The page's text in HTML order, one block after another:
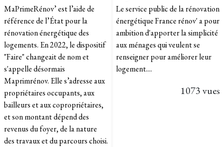
MaPrimeRénov’ est l’aide de
référence de l’État pour la
rénovation énergétique des
logements. En 2022, le dispositif
"Faire" changeait de nom et
s'appelle désormais
Maprimrénov. Elle s’adresse aux
propriétaires occupants, aux
bailleurs et aux copropriétaires,
et son montant dépend des
revenus du foyer, de la nature
des travaux et du parcours choisi.
Le service public de la rénovation
énergétique France rénov' a pour
ambition d'apporter la simplicité
aux ménages qui veulent se
renseigner pour améliorer leur
logement....
1073 vues